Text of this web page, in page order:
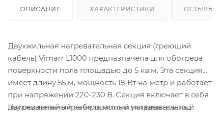
ОПИСАНИЕ ХАРАКТЕРИСТИКИ ОТЗЫВЫ
Двухжильная нагревательная секция (греющий
кабель) Vimarr L1000 предназначена для обогрева
поверхности пола площадью до 5 кв.м. Эта секция
имеет длину 55 м, мощность 18 Вт на метр и работает
при напряжении 220-230 В. Секция включает в себя
двухжильный экранированный нагревательный
Нагревательный кабель можно укладывать под